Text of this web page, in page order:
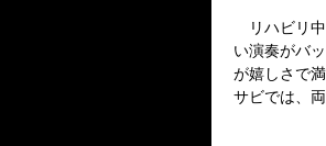
リハビリ中
い演奏がバ
が嬉しさで
サビでは、